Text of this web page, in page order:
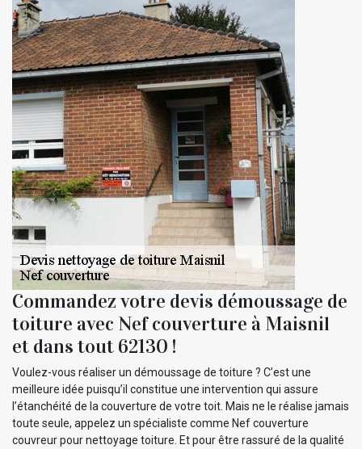
Commandez votre devis démoussage de
toiture avec Nef couverture à Maisnil
et dans tout 62130 !
Voulez-vous réaliser un démoussage de toiture ? C’est une
meilleure idée puisqu’il constitue une intervention qui assure
l’étanchéité de la couverture de votre toit. Mais ne le réalise jamais
toute seule, appelez un spécialiste comme Nef couverture
couvreur pour nettoyage toiture. Et pour être rassuré de la qualité